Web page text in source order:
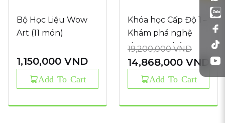
Bộ Học Liệu Wow
Art (11 món)
1,150,000 VND
Add To Cart
Khóa học Cấp Độ 1 –
Khám phá nghệ
thuật – 12 tháng
19,200,000VND
Original
price
14,868,000 VND
Current
price
Add To Cart